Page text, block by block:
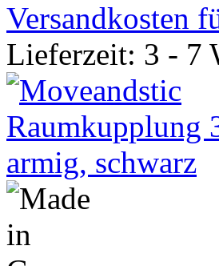
Versandkosten
Lieferzeit: 3 - 7